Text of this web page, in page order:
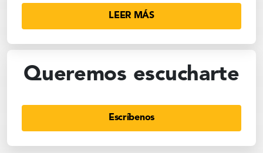
LEER MÁS
Queremos escucharte
Escríbenos